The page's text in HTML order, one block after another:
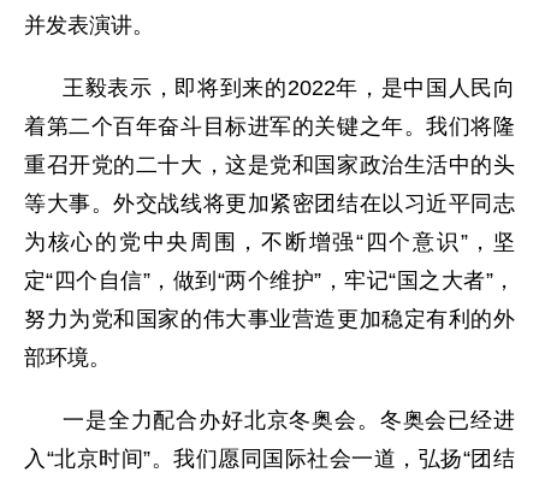
并发表演讲。
王毅表示，即将到来的2022年，是中国人民向
着第二个百年奋斗目标进军的关键之年。我们将隆
重召开党的二十大，这是党和国家政治生活中的头
等大事。外交战线将更加紧密团结在以习近平同志
为核心的党中央周围，不断增强“四个意识”，坚
定“四个自信”，做到“两个维护”，牢记“国之大者”，
努力为党和国家的伟大事业营造更加稳定有利的外
部环境。
一是全力配合办好北京冬奥会。冬奥会已经进
入“北京时间”。我们愿同国际社会一道，弘扬“团结